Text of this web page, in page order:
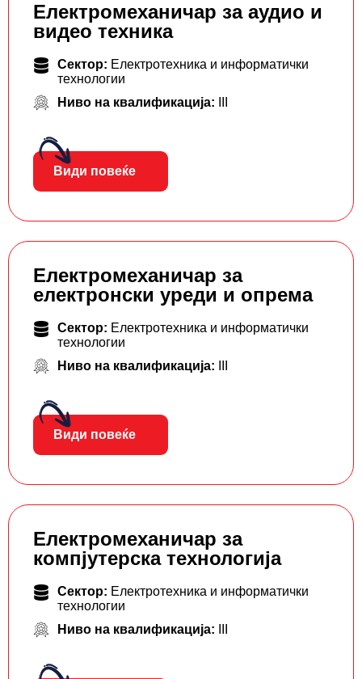
Електромеханичар за аудио и
видео техника
Сектор: Електротехника и информатички
технологии
Ниво на квалификација:
Види повеќе
Електромеханичар за
електронски уреди и опрема
Сектор: Електротехника и информатички
технологии
Ниво на квалификација:
Види повеќе
Електромеханичар за
компјутерска технологија
Сектор: Електротехника и информатички
технологии
Ниво на квалификација: